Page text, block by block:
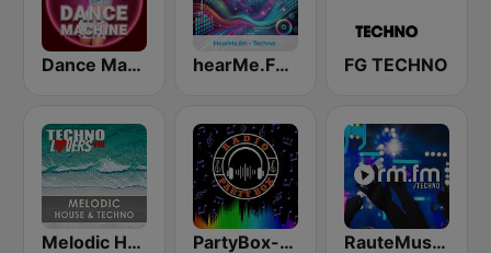
Dance Machine hearMe.FM Techno FG TECHNO
Melodic House & Techno @ Technolovers.FM PartyBox-Hard Techno-EDM RauteMusik - TECHNO